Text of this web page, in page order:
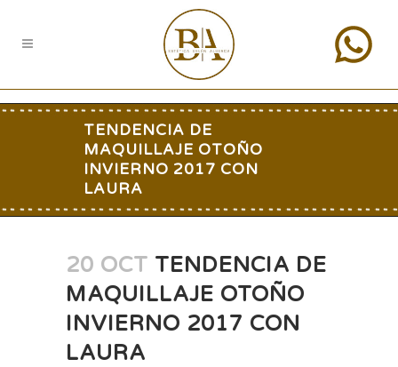
TENDENCIA DE
MAQUILLAJE OTOÑO
INVIERNO 2017 CON
LAURA
20 OCT TENDENCIA DE
MAQUILLAJE OTOÑO
INVIERNO 2017 CON
LAURA